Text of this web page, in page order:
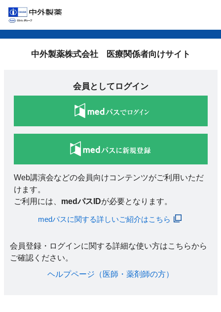
中外製薬株式会社 医療関係者向けサイト
会員としてログイン
Web講演会などの会員向けコンテンツがご利用いただ
けます。
ご利用には、 medパスIDが必要となります。
medパスに関する詳しいご紹介はこちら
会員登録・ログインに関する詳細な使い方はこちらから
ご確認ください。​
ヘルプページ（医師・薬剤師の方）​